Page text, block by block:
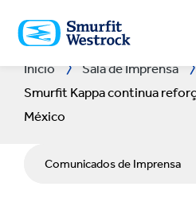
PARA
O
CONTEÚDO
Início Sala de Imprensa
Smurfit Kappa continua
México
Comunicados de Imprensa